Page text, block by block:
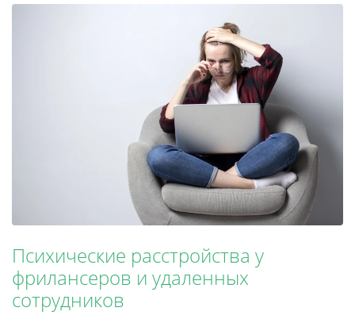
Психические расстройства у
фрилансеров и удаленных
сотрудников